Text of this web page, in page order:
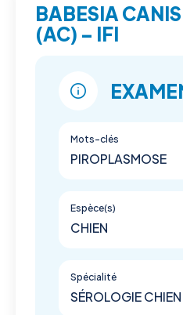
BABESIA
(AC) – IFI
Mots-clés
PIROPLASMOSE
Espèce(s)
CHIEN
Spécialité
SÉROLOGIE CHIEN